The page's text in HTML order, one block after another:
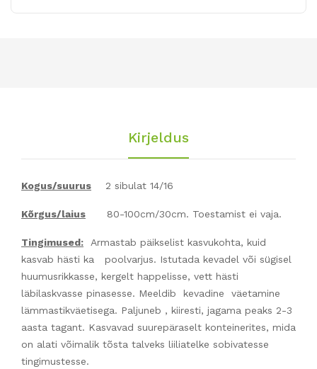
E
UL
Kirjeldus
Kogus/suurus 2 sibulat 14/16
Kõrgus/laius 80-100cm/30cm. Toestamist ei vaja.
Tingimused: Armastab päikselist kasvukohta, kuid
kasvab hästi ka poolvarjus. Istutada kevadel või sügisel
huumusrikkasse, kergelt happelisse, vett hästi
läbilaskvasse pinasesse. Meeldib kevadine väetamine
lämmastikväetisega. Paljuneb , kiiresti, jagama peaks 2-3
aasta tagant. Kasvavad suurepäraselt konteinerites, mida
on alati võimalik tõsta talveks liiliatelke sobivatesse
tingimustesse.